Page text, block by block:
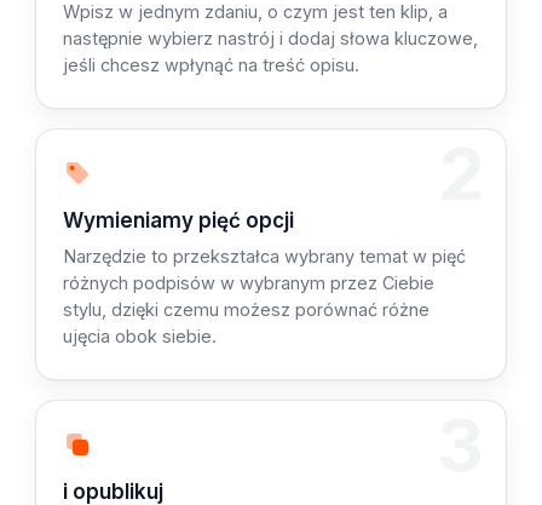
Wpisz w jednym zdaniu, o czym jest ten klip, a
następnie wybierz nastrój i dodaj słowa kluczowe,
jeśli chcesz wpłynąć na treść opisu.
Krok 2:
Wymieniamy pięć opcji
Narzędzie to przekształca wybrany temat w pięć
różnych podpisów w wybranym przez Ciebie
stylu, dzięki czemu możesz porównać różne
ujęcia obok siebie.
Krok 3: Skopiuj
i opublikuj